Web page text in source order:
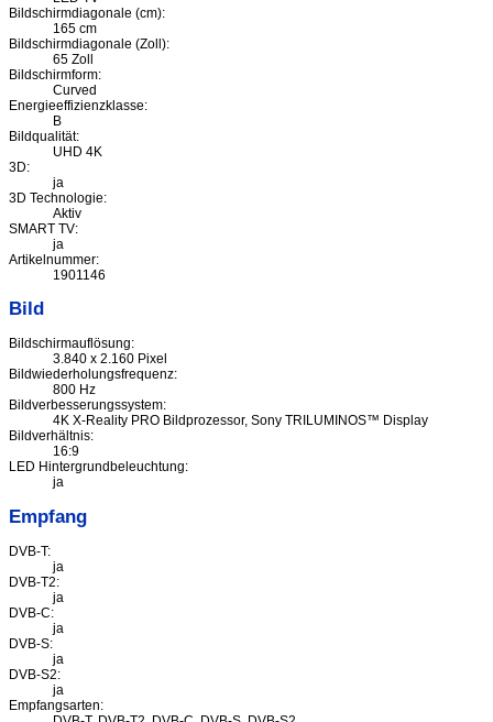
Bildschirmdiagonale (cm):
165 cm
Bildschirmdiagonale (Zoll):
65 Zoll
Bildschirmform:
Curved
Energieeffizienzklasse:
B
Bildqualität:
UHD 4K
3D:
ja
3D Technologie:
Aktiv
SMART TV:
ja
Artikelnummer:
1901146
Bild
Bildschirmauflösung:
3.840 x 2.160 Pixel
Bildwiederholungsfrequenz:
800 Hz
Bildverbesserungssystem:
4K X-Reality PRO Bildprozessor, Sony TRILUMINOS™ Display
Bildverhältnis:
16:9
LED Hintergrundbeleuchtung:
ja
Empfang
DVB-T:
ja
DVB-T2:
ja
DVB-C:
ja
DVB-S:
ja
DVB-S2:
ja
Empfangsarten: